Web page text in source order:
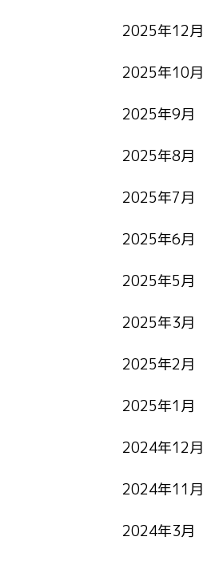
2025年12月
2025年10月
2025年9月
2025年8月
2025年7月
2025年6月
2025年5月
2025年3月
2025年2月
2025年1月
2024年12月
2024年11月
2024年3月